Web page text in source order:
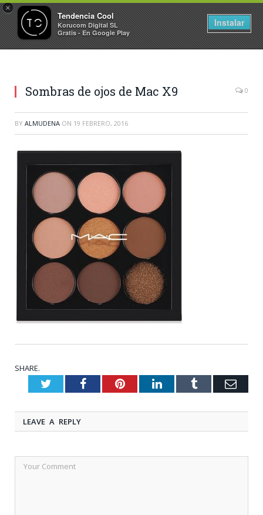
×
Tendencia Cool
Korucom Digital SL
Gratis - En Google Play
Instalar
Sombras de ojos de Mac X9 0
BY ALMUDENA ON 19 FEBRERO, 2016
SHARE.
TwitterFacebookPinterestLinkedInTumblr
LEAVE A REPLY